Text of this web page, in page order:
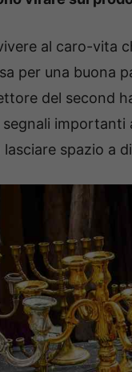
al caro-vita
per una buona
del second
spazio a